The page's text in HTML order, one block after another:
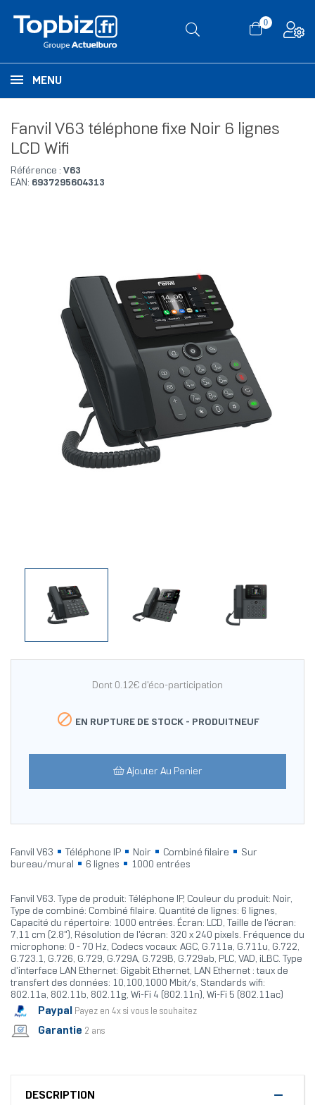
0
MENU
Fanvil V63 téléphone fixe Noir 6 lignes
LCD Wifi
Référence : V63
EAN: 6937295604313
Dont 0.12€ d'éco-participation
 EN RUPTURE DE STOCK - PRODUITNEUF
Ajouter Au Panier
Fanvil V63 Téléphone IP Noir Combiné filaire
Sur
bureau/mural
6 lignes 1000 entrées
Fanvil V63. Type de produit: Téléphone IP, Couleur du produit: Noir,
Type de combiné: Combiné filaire. Quantité de lignes: 6 lignes,
Capacité du répertoire: 1000 entrées. Écran: LCD, Taille de l'écran:
7,11 cm (2.8"), Résolution de l'écran: 320 x 240 pixels. Fréquence du
microphone: 0 - 70 Hz, Codecs vocaux: AGC, G.711a, G.711u, G.722,
G.723.1, G.726, G.729, G.729A, G.729B, G.729ab, PLC, VAD, iLBC. Type
d'interface LAN Ethernet: Gigabit Ethernet, LAN Ethernet : taux de
transfert des données: 10,100,1000 Mbit/s, Standards wifi:
802.11a, 802.11b, 802.11g, Wi-Fi 4 (802.11n), Wi-Fi 5 (802.11ac)
Paypal Payez en 4x si vous le souhaitez
Garantie 2 ans
DESCRIPTION